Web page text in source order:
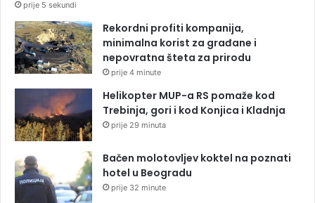
prije 5 sekundi
Rekordni profiti kompanija,
minimalna korist za građane i
nepovratna šteta za prirodu
prije 4 minute
Helikopter MUP-a RS pomaže kod
Trebinja, gori i kod Konjica i Kladnja
prije 29 minuta
Bačen molotovljev koktel na poznati
hotel u Beogradu
prije 32 minute